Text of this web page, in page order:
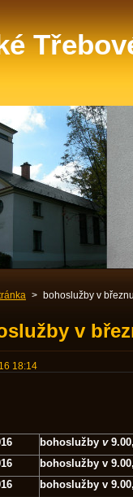
> bohoslužby v březnu
v
18:14
bohoslužby v
bohoslužby v
bohoslužby v